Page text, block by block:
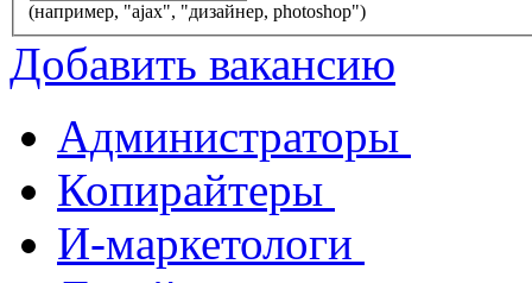
(например, "ajax", "дизайнер, photoshop")
Добавить вакансию
Администраторы
Копирайтеры
И-маркетологи